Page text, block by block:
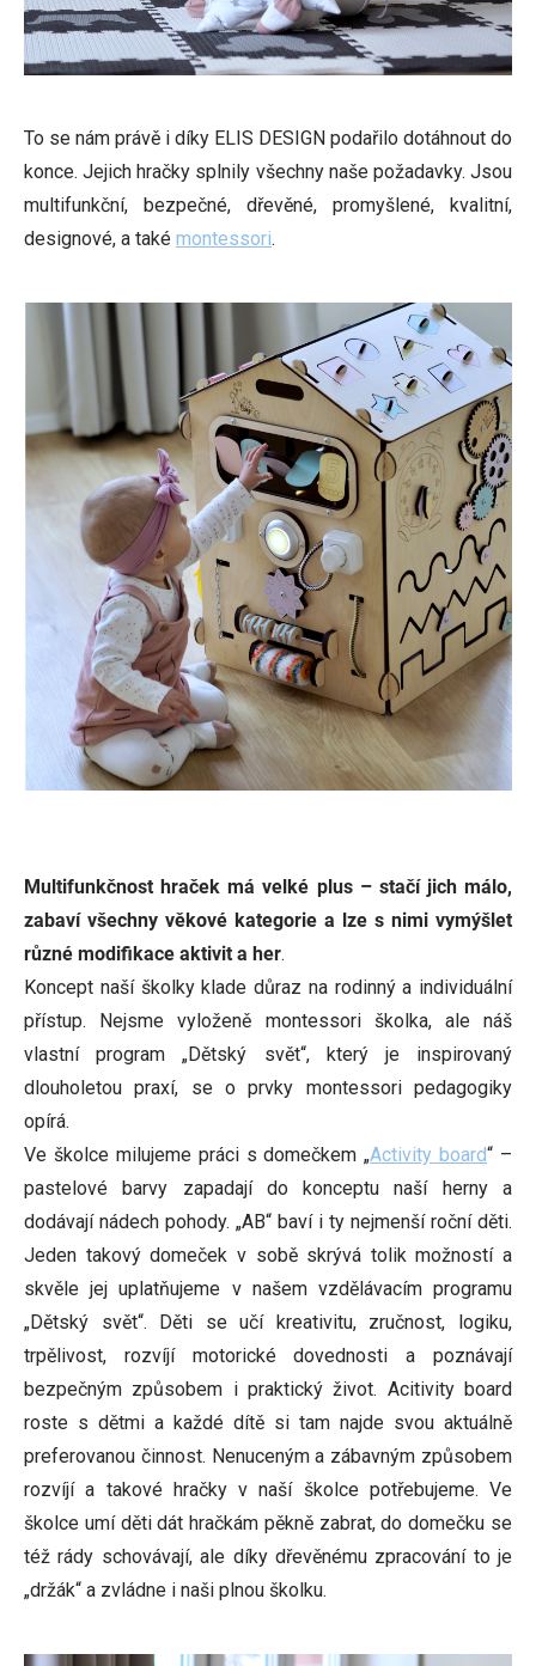
To se nám právě i díky ELIS DESIGN podařilo dotáhnout do
konce. Jejich hračky splnily všechny naše požadavky. Jsou
multifunkční, bezpečné, dřevěné, promyšlené, kvalitní,
designové, a také montessori.
Multifunkčnost hraček má velké plus – stačí jich málo,
zabaví všechny věkové kategorie a lze s nimi vymýšlet
různé modifikace aktivit a her.
Koncept naší školky klade důraz na rodinný a individuální
přístup. Nejsme vyloženě montessori školka, ale náš
vlastní program „Dětský svět“, který je inspirovaný
dlouholetou praxí, se o prvky montessori pedagogiky
opírá.
Ve školce milujeme práci s domečkem „Activity board“ –
pastelové barvy zapadají do konceptu naší herny a
dodávají nádech pohody. „AB“ baví i ty nejmenší roční děti.
Jeden takový domeček v sobě skrývá tolik možností a
skvěle jej uplatňujeme v našem vzdělávacím programu
„Dětský svět“. Děti se učí kreativitu, zručnost, logiku,
trpělivost, rozvíjí motorické dovednosti a poznávají
bezpečným způsobem i praktický život. Acitivity board
roste s dětmi a každé dítě si tam najde svou aktuálně
preferovanou činnost. Nenuceným a zábavným způsobem
rozvíjí a takové hračky v naší školce potřebujeme. Ve
školce umí děti dát hračkám pěkně zabrat, do domečku se
též rády schovávají, ale díky dřevěnému zpracování to je
„držák“ a zvládne i naši plnou školku.